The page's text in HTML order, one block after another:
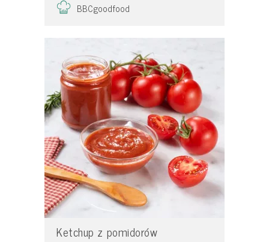
BBCgoodfood
Ketchup z pomidorów